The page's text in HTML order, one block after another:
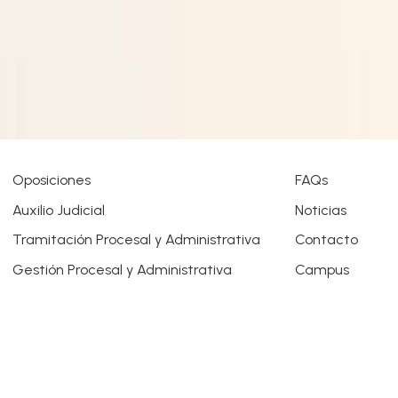
Oposiciones
Auxilio Judicial
Tramitación Procesal y Administrativa
Gestión Procesal y Administrativa
FAQs
Noticias
Contacto
Campus